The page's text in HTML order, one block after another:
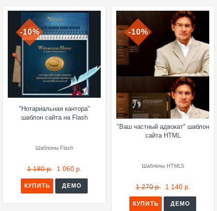
-10%
"Нотариальная кантора"
шаблон сайта на Flash
Шаблоны Flash
1 180 р. 1 060 р.
КУПИТЬ ДЕМО
-10%
"Ваш частный адвокат" шаблон
сайта HTML
Шаблоны HTML5
1 270 р. 1 140 р.
КУПИТЬ ДЕМО